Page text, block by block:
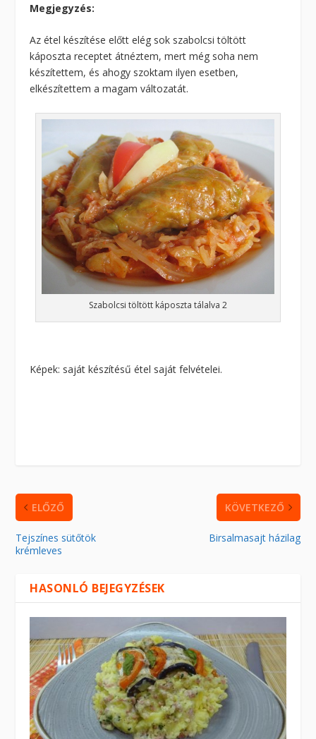
Megjegyzés:
Az étel készítése előtt elég sok szabolcsi töltött
káposzta receptet átnéztem, mert még soha nem
készítettem, és ahogy szoktam ilyen esetben,
elkészítettem a magam változatát.
Szabolcsi töltött káposzta tálalva 2
Képek: saját készítésű étel saját felvételei.
ELŐZŐ
Tejszínes sütőtök
krémleves
KÖVETKEZŐ
Birsalmasajt házilag
HASONLÓ BEJEGYZÉSEK